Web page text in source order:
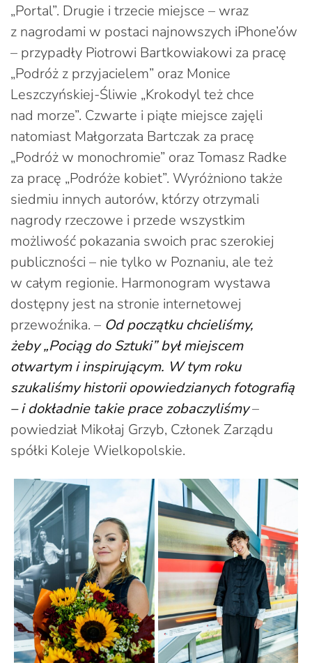
„Portal”. Drugie i trzecie miejsce – wraz
z nagrodami w postaci najnowszych iPhone’ów
– przypadły Piotrowi Bartkowiakowi za pracę
„Podróż z przyjacielem” oraz Monice
Leszczyńskiej-Śliwie „Krokodyl też chce
nad morze”. Czwarte i piąte miejsce zajęli
natomiast Małgorzata Bartczak za pracę
„Podróż w monochromie” oraz Tomasz Radke
za pracę „Podróże kobiet”. Wyróżniono także
siedmiu innych autorów, którzy otrzymali
nagrody rzeczowe i przede wszystkim
możliwość pokazania swoich prac szerokiej
publiczności – nie tylko w Poznaniu, ale też
w całym regionie. Harmonogram wystawa
dostępny jest na stronie internetowej
przewoźnika. – Od początku chcieliśmy,
żeby „Pociąg do Sztuki” był miejscem
otwartym i inspirującym. W tym roku
szukaliśmy historii opowiedzianych fotografią
– i dokładnie takie prace zobaczyliśmy–
powiedział Mikołaj Grzyb, Członek Zarządu
spółki Koleje Wielkopolskie.